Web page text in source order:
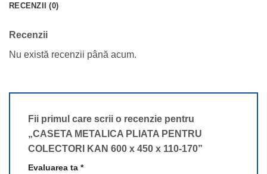
RECENZII (0)
Recenzii
Nu există recenzii până acum.
Fii primul care scrii o recenzie pentru
„CASETA METALICA PLIATA PENTRU
COLECTORI KAN 600 x 450 x 110-170”
Evaluarea ta *